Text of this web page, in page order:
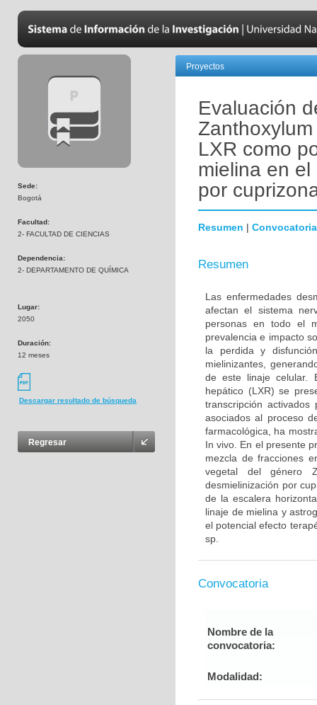
Sede:
Bogotá
Facultad:
2- FACULTAD DE CIENCIAS
Dependencia:
2- DEPARTAMENTO DE QUÍMICA
Lugar:
2050
Duración:
12 meses
Descargar resultado de búsqueda
Regresar
Proyectos
Evaluación
LXR como
mielina en
por
Resumen | Convocatoria
Resumen
Las enfermedades
afectan el sistema
personas en todo el
prevalencia e impacto
la perdida y
mielinizantes,
de este linaje celular.
hepático (LXR) se
transcripción
asociados al proceso
farmacológica, ha
In vivo. En el presente
mezcla de fracciones
vegetal del género
desmielinización por
de la escalera
linaje de mielina y
el potencial efecto
sp.
Convocatoria
Nombre de la
convocatoria:
Modalidad: